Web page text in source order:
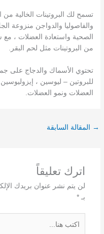
تسمح لك البروتينات الخالية
والفاصوليا والدواجن منزوعة
الصحية واستعادة العضلات ،
من البروتينات مثل لحم البقر.
تحتوي الأسماك والدجاج على
للبروتين – ليوسين ،
العضلات ونمو العضلات.
→ المقالة السابقة
اترك تعليقاً
لن يتم نشر عنوان بريدك
بـ *
هنا...